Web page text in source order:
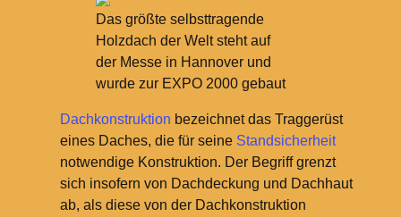
Das größte selbsttragende
Holzdach der Welt steht auf
der Messe in Hannover und
wurde zur EXPO 2000 gebaut
Dachkonstruktion bezeichnet das Traggerüst
eines Daches, die für seine Standsicherheit
notwendige Konstruktion. Der Begriff grenzt
sich insofern von Dachdeckung und Dachhaut
ab, als diese von der Dachkonstruktion